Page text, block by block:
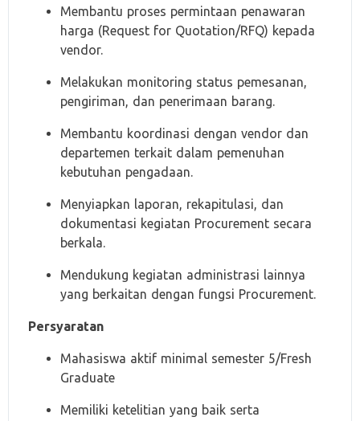
Membantu proses permintaan penawaran
harga (Request for Quotation/RFQ) kepada
vendor.
Melakukan monitoring status pemesanan,
pengiriman, dan penerimaan barang.
Membantu koordinasi dengan vendor dan
departemen terkait dalam pemenuhan
kebutuhan pengadaan.
Menyiapkan laporan, rekapitulasi, dan
dokumentasi kegiatan Procurement secara
berkala.
Mendukung kegiatan administrasi lainnya
yang berkaitan dengan fungsi Procurement.
Persyaratan
Mahasiswa aktif minimal semester 5/Fresh
Graduate
Memiliki ketelitian yang baik serta